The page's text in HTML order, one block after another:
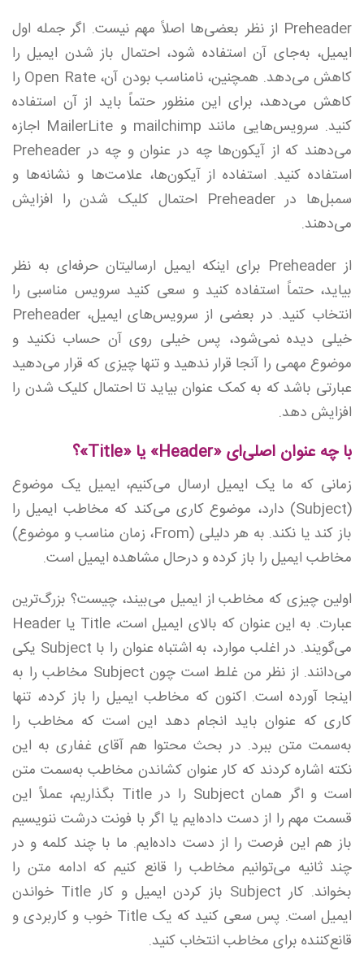
Preheader از نظر بعضی‌ها اصلاً مهم نیست. اگر جمله اول
ایمیل، به‌جای آن استفاده شود، احتمال باز شدن ایمیل را
کاهش می‌دهد. همچنین، نامناسب بودن آن، Open Rate را
کاهش می‌دهد، برای این منظور حتماً باید از آن استفاده
کنید. سرویس‌هایی مانند mailchimp و MailerLite اجازه
می‌دهند که از آیکون‌ها چه در عنوان و چه در Preheader
استفاده کنید. استفاده از آیکون‌ها، علامت‌ها و نشانه‌ها و
سمبل‌ها در Preheader احتمال کلیک شدن را افزایش
می‌دهند.
از Preheader برای اینکه ایمیل ارسالیتان حرفه‌ای به نظر
بیاید، حتماً استفاده کنید و سعی کنید سرویس‌ مناسبی را
انتخاب کنید. در بعضی از سرویس‌های ایمیل، Preheader
خیلی دیده نمی‌شود، پس خیلی روی آن حساب نکنید و
موضوع مهمی را آنجا قرار ندهید و تنها چیزی که قرار می‌دهید
عبارتی باشد که به کمک عنوان بیاید تا احتمال کلیک شدن را
افزایش دهد.
با چه عنوان اصلی‌ای «Header» یا «Title»؟
زمانی که ما یک ایمیل ارسال می‌کنیم، ایمیل یک موضوع
(Subject) دارد، موضوع کاری می‌کند که مخاطب ایمیل را
باز کند یا نکند. به هر دلیلی (From، زمان مناسب و موضوع)
مخاطب ایمیل را باز کرده و درحال مشاهده ایمیل است.
اولین چیزی که مخاطب از ایمیل می‌بیند، چیست؟ بزرگ‌ترین
عبارت. به این عنوان که بالای ایمیل است، Title یا Header
می‌گویند. در اغلب موارد، به اشتباه عنوان را با Subject یکی
می‌دانند. از نظر من غلط است چون Subject مخاطب را به
اینجا آورده است. اکنون که مخاطب ایمیل را باز کرده، تنها
کاری که عنوان باید انجام دهد این است که مخاطب را
به‌سمت متن ببرد. در بحث محتوا هم آقای غفاری به این
نکته اشاره کردند که کار عنوان کشاندن مخاطب به‌سمت متن
است و اگر همان Subject را در Title بگذاریم، عملاً این
قسمت مهم را از دست داده‌ایم یا اگر با فونت درشت ننویسیم
باز هم این فرصت را از دست داده‌ایم. ما با چند کلمه و در
چند ثانیه می‌توانیم مخاطب را قانع کنیم که ادامه متن را
بخواند. کار Subject باز کردن ایمیل و کار Title خواندن
ایمیل است. پس سعی کنید که یک Title خوب و کاربردی و
قانع‌کننده برای مخاطب انتخاب کنید.